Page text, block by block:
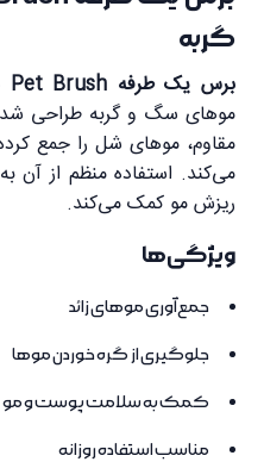
گربه
برس یک طرفه Pet Brush
موهای سگ و گربه طراحی
مقاوم، موهای شل را جمع
می‌کند. استفاده منظم از
ریزش مو کمک می‌کند.
ویژگی‌ها
جمع‌آوری موهای زائد
جلوگیری از گره خوردن موها
کمک به سلامت پوست و مو
مناسب استفاده روزانه